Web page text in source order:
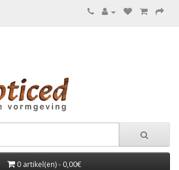
0 artikel(en) - 0,00€